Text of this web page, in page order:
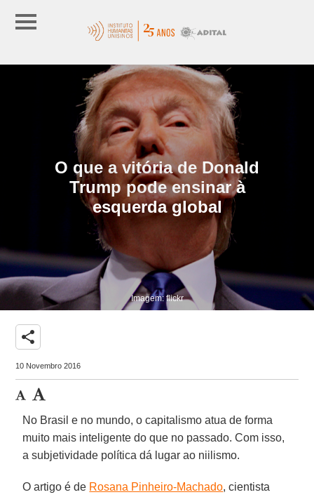
O que a vitória de Donald
Trump pode ensinar à
esquerda global
Imagem: flickr
share
10 Novembro 2016
No Brasil e no mundo, o capitalismo atua de forma
muito mais inteligente do que no passado. Com isso,
a subjetividade política dá lugar ao niilismo.
O artigo é de Rosana Pinheiro-Machado, cientista